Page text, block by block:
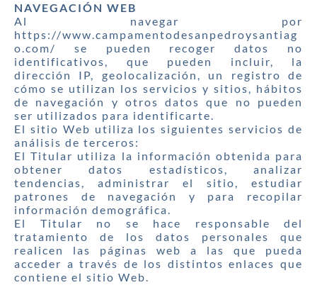
NAVEGACIÓN WEB
Al navegar por
https://www.campamentodesanpedroysantiag
o.com/ se pueden recoger datos no
identificativos, que pueden incluir, la
dirección IP, geolocalización, un registro de
cómo se utilizan los servicios y sitios, hábitos
de navegación y otros datos que no pueden
ser utilizados para identificarte.
El sitio Web utiliza los siguientes servicios de
análisis de terceros:
El Titular utiliza la información obtenida para
obtener datos estadísticos, analizar
tendencias, administrar el sitio, estudiar
patrones de navegación y para recopilar
información demográfica.
El Titular no se hace responsable del
tratamiento de los datos personales que
realicen las páginas web a las que pueda
acceder a través de los distintos enlaces que
contiene el sitio Web.